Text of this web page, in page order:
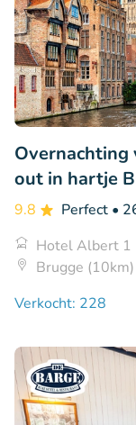
Overnachting
out in hartje
9.8 Perfect •
Hotel Albert 1
Brugge (10km)
Verkocht: 228